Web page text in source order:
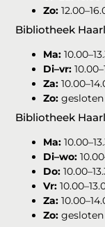
Zo:
Bibliotheek
Ma:
Di–vr:
Za:
Zo: gesloten
Bibliotheek
Ma:
Di–wo:
Do:
Vr:
Za:
Zo: gesloten